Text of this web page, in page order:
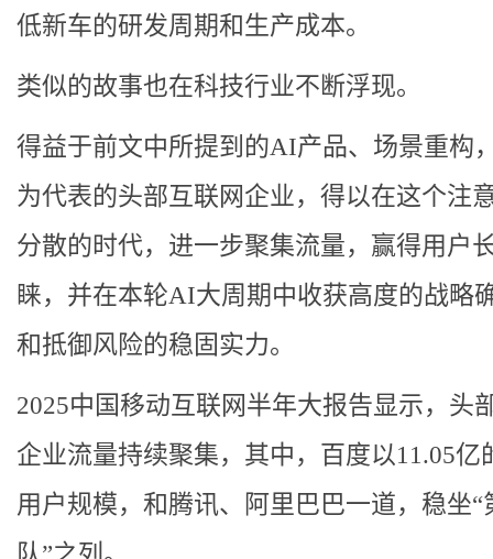
低新车的研发周期和生产成本。
类似的故事也在科技行业不断浮现。
得益于前文中所提到的AI产品、场景重构
为代表的头部互联网企业，得以在这个注
分散的时代，进一步聚集流量，赢得用户
睐，并在本轮AI大周期中收获高度的战略
和抵御风险的稳固实力。
2025中国移动互联网半年大报告显示，头
企业流量持续聚集，其中，百度以11.05亿
用户规模，和腾讯、阿里巴巴一道，稳坐“